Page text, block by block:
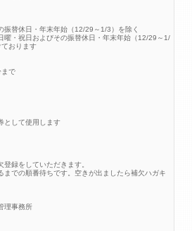
替休日・年末年始（12/29～1/3）を除く
・祝日およびその振替休日・年末年始（12/29～1/
おります
まで
として使用します
録をしていただきます。
までの順番待ちです。空きが出ましたら補欠ハガキ
理事務所